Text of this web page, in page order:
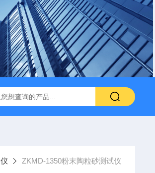
仪 GCDLSM-800端子电流循环寿命试
ZKMD-1350粉末陶粒砂测试仪